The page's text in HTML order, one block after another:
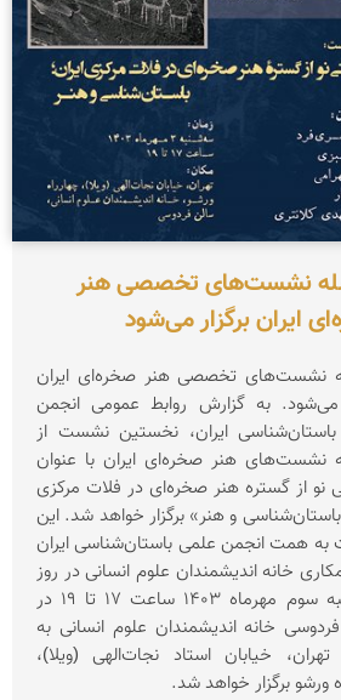
نشست‌های تخصصی هنر
ایران برگزار می‌شود
نشست‌های تخصصی هنر صخره‌ای ایران
می‌شود. به گزارش روابط عمومی انجمن
ایران، نخستین نشست از
نشست‌های هنر صخره‌ای ایران با عنوان
نو از گستره هنر صخره‌ای در فلات مرکزی
باستان‌شناسی و هنر» برگزار خواهد شد. این
همت انجمن علمی باستان‌شناسی ایران
خانه اندیشمندان علوم انسانی در روز
سه‌شنبه سوم مهرماه ۱۴۰۳ ساعت ۱۷ تا ۱۹ در
خانه اندیشمندان علوم انسانی به
تهران، خیابان استاد نجات‌الهی (ویلا)،
ورشو برگزار خواهد شد.